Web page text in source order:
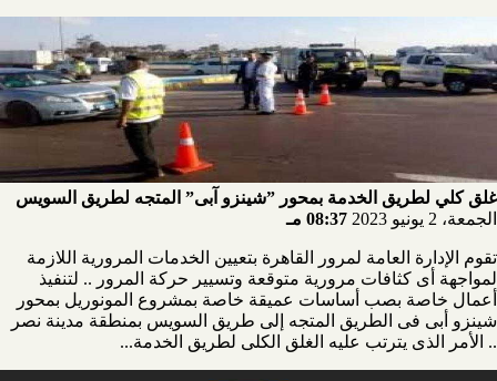
غلق كلي لطريق الخدمة بمحور ”شينزو آبى” المتجه لطريق السويس
الجمعة، 2 يونيو 2023
08:37 مـ
تقوم الإدارة العامة لمرور القاهرة بتعيين الخدمات المرورية اللازمة
لمواجهة أى كثافات مرورية متوقعة وتسيير حركة المرور .. لتنفيذ
أعمال خاصة بصب أساسات عميقة خاصة بمشروع المونوريل بمحور
شينزو أبى فى الطريق المتجه إلى طريق السويس بمنطقة مدينة نصر
.. الأمر الذى يترتب عليه الغلق الكلى لطريق الخدمة...